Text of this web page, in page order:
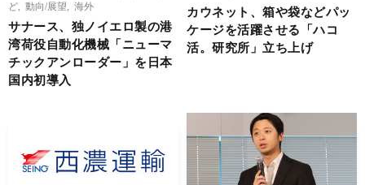
ど
動向/展望 海外
サナース、独ノイエロ製の港
湾荷役自動化機械「ニューマ
チックアンローダー」を日本
国内初導入
カウネット、箱や袋などパッ
ケージを活躍させる「ハコ
活。研究所」立ち上げ